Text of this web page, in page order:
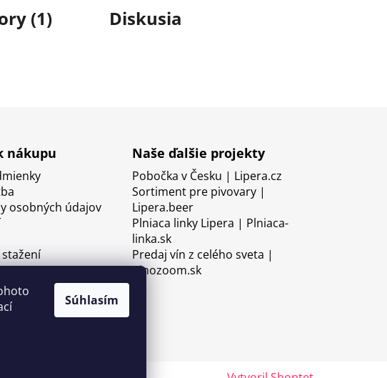
Súhlasím
(1) Diskusia
nákupu
osobných údajov
Naše ďalšie projekty
Pobočka v Česku | Lipera.cz
Sortiment pre pivovary |
Lipera.beer
Plniaca linky Lipera | Plniaca-
linka.sk
Predaj vín z celého sveta |
Vinozoom.sk